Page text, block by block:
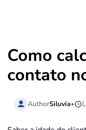
Como
contato
AuthorSiluvia•